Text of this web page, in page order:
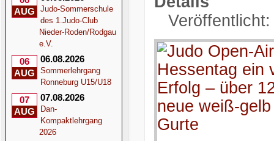
AUG
Judo-Sommerschule
des 1.Judo-Club
Nieder-Roden/Rodgau
e.V.
06
AUG
06.08.2026
Sommerlehrgang
Ronneburg U15/U18
07
AUG
07.08.2026
Dan-
Kompaktlehrgang
2026